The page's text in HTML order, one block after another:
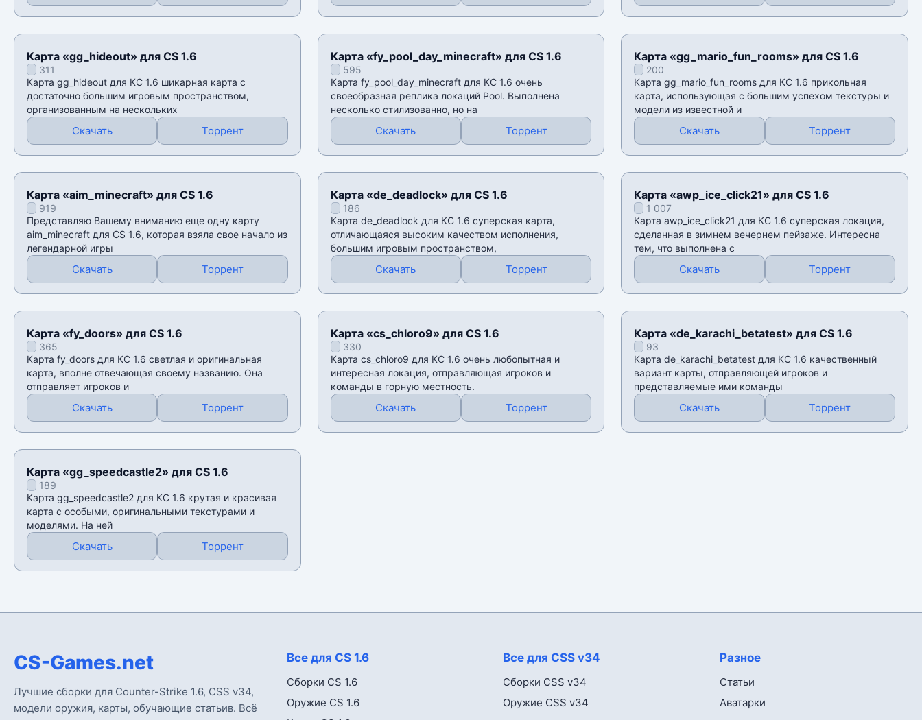
Карта «gg_hideout» для CS 1.6
311
Карта gg_hideout для КС 1.6 шикарная карта с
достаточно большим игровым пространством,
организованным на нескольких
Скачать Торрент
Карта «fy_pool_day_minecraft» для CS 1.6
595
Карта fy_pool_day_minecraft для КС 1.6 очень
своеобразная реплика локаций Pool. Выполнена
несколько стилизованно, но на
Скачать Торрент
Карта «gg_mario_fun_rooms» для CS 1.6
200
Карта gg_mario_fun_rooms для КС 1.6 прикольная
карта, использующая с большим успехом текстуры и
модели из известной и
Скачать Торрент
Карта «aim_minecraft» для CS 1.6
919
Представляю Вашему вниманию еще одну карту
aim_minecraft для CS 1.6, которая взяла свое начало из
легендарной игры
Скачать Торрент
Карта «de_deadlock» для CS 1.6
186
Карта de_deadlock для КС 1.6 суперская карта,
отличающаяся высоким качеством исполнения,
большим игровым пространством,
Скачать Торрент
Карта «awp_ice_click21» для CS 1.6
1 007
Карта awp_ice_click21 для КС 1.6 суперская локация,
сделанная в зимнем вечернем пейзаже. Интересна
тем, что выполнена с
Скачать Торрент
Карта «fy_doors» для CS 1.6
365
Карта fy_doors для КС 1.6 светлая и оригинальная
карта, вполне отвечающая своему названию. Она
отправляет игроков и
Скачать Торрент
Карта «cs_chloro9» для CS 1.6
330
Карта cs_chloro9 для КС 1.6 очень любопытная и
интересная локация, отправляющая игроков и
команды в горную местность.
Скачать Торрент
Карта «de_karachi_betatest» для CS 1.6
93
Карта de_karachi_betatest для КС 1.6 качественный
вариант карты, отправляющей игроков и
представляемые ими команды
Скачать Торрент
Карта «gg_speedcastle2» для CS 1.6
189
Карта gg_speedcastle2 для КС 1.6 крутая и красивая
карта с особыми, оригинальными текстурами и
моделями. На ней
Скачать Торрент
CS-Games.net
Лучшие сборки для Counter-Strike 1.6, CSS v34,
модели оружия, карты, обучающие статьив. Всё
Все для CS 1.6
Сборки CS 1.6
Оружие CS 1.6
Все для CSS v34
Сборки CSS v34
Оружие CSS v34
Разное
Статьи
Аватарки